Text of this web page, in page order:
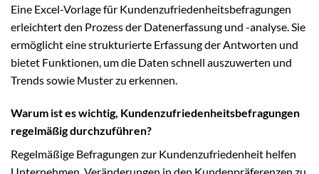
Eine Excel-Vorlage für Kundenzufriedenheitsbefragungen
erleichtert den Prozess der Datenerfassung und -analyse. Sie
ermöglicht eine strukturierte Erfassung der Antworten und
bietet Funktionen, um die Daten schnell auszuwerten und
Trends sowie Muster zu erkennen.
Warum ist es wichtig, Kundenzufriedenheitsbefragungen
regelmäßig durchzuführen?
Regelmäßige Befragungen zur Kundenzufriedenheit helfen